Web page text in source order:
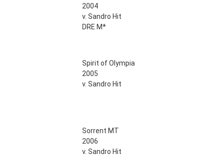
2004
v. Sandro Hit
DRE M*
Spirit of Olympia
2005
v. Sandro Hit
Sorrent MT
2006
v. Sandro Hit